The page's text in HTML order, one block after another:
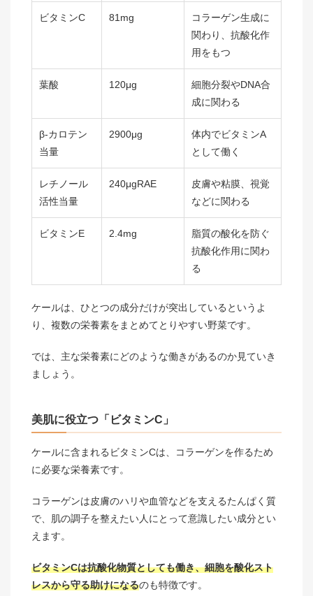
ビタミンC 81mg
コラーゲン生成に
関わり、抗酸化作
用をもつ
葉酸 120μg
細胞分裂やDNA合
成に関わる
β-カロテン
当量
2900μg
体内でビタミンA
として働く
レチノール
活性当量
240μgRAE
皮膚や粘膜、視覚
などに関わる
ビタミンE 2.4mg
脂質の酸化を防ぐ
抗酸化作用に関わ
る
ケールは、ひとつの成分だけが突出しているというよ
り、複数の栄養素をまとめてとりやすい野菜です。
では、主な栄養素にどのような働きがあるのか見ていき
ましょう。
美肌に役立つ「ビタミンC」
ケールに含まれるビタミンCは、コラーゲンを作るため
に必要な栄養素です。
コラーゲンは皮膚のハリや血管などを支えるたんぱく質
で、肌の調子を整えたい人にとって意識したい成分とい
えます。
ビタミンCは抗酸化物質としても働き、細胞を酸化スト
レスから守る助けになるのも特徴です。